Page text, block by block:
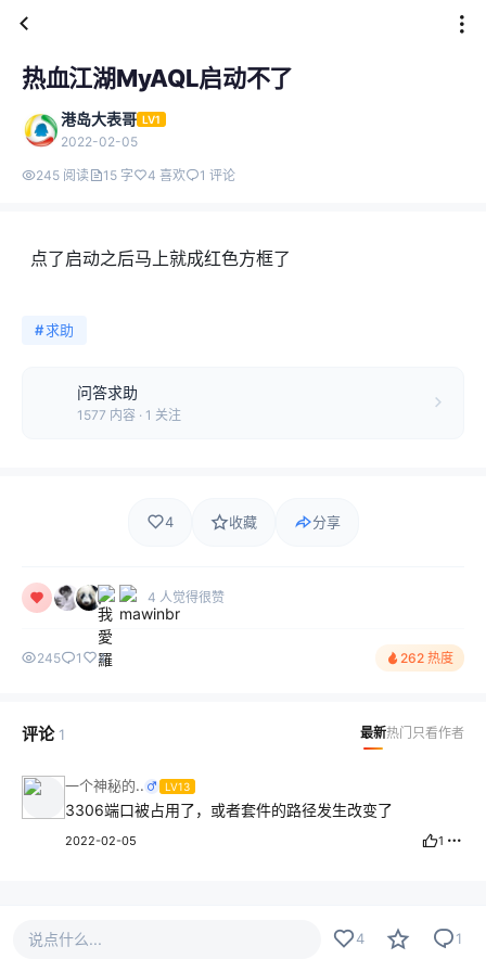
热血江湖MyAQL启动不了
港岛大表哥 LV1
2022-02-05
245 阅读 15 字 4 喜欢 1 评论
点了启动之后马上就成红色方框了
#求助
问答求助
1577 内容 · 1 关注
4 收藏 分享
4 人觉得很赞
245 1 4 262 热度
评论 1 最新热门 只看作者
一个神秘的.. LV13
3306端口被占用了，或者套件的路径发生改变了
2022-02-05 1
说点什么... 4 1